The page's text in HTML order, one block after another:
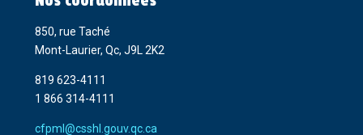
850, rue Taché
Mont-Laurier, Qc, J9L 2K2
819 623-4111
1 866 314-4111
cfpml@csshl.gouv.qc.ca